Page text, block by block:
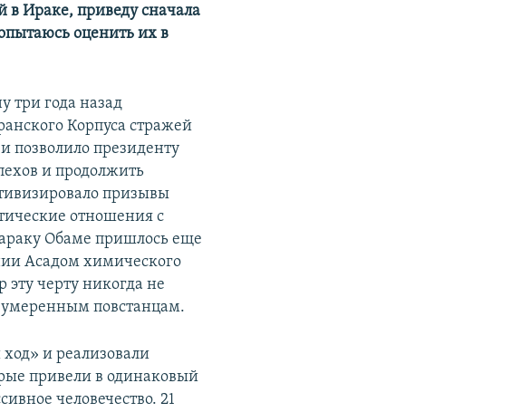
Ираке, приведу сначала
оценить их в
три года назад
Корпуса стражей
позволило президенту
и продолжить
призывы
отношения с
Обаме пришлось еще
Асадом химического
черту никогда не
повстанцам.
и реализовали
привели в одинаковый
человечество. 21